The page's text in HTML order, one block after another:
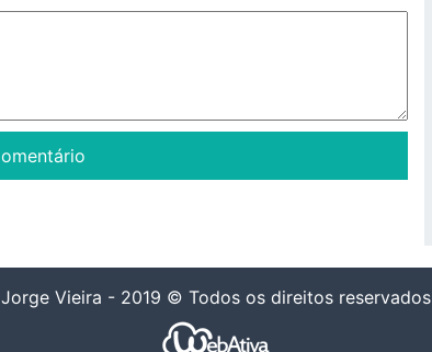
Jorge Vieira - 2019 © Todos os direitos reservados